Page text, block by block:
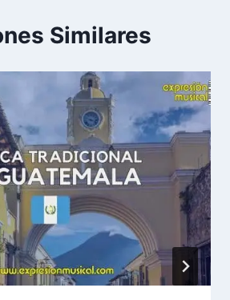
Similares